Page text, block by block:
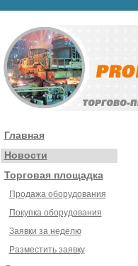
Главная
Новости
Торговая площадка
Продажа оборудования
Покупка оборудования
Заявки за неделю
Разместить заявку